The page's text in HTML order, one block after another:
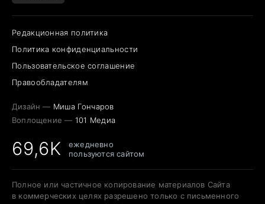
Редакционная политика
Политика конфиденциальности
Пользовательское соглашение
Правообладателям
Дизайн — Миша Гончаров
Воплощение — 101 Медиа
69,6K
ежедневно
пользуются сайтом
Полное или частичное копирование материалов Сайта
в коммерческих целях разрешено только с письменного